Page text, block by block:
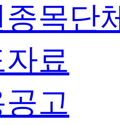
종목단
료
고